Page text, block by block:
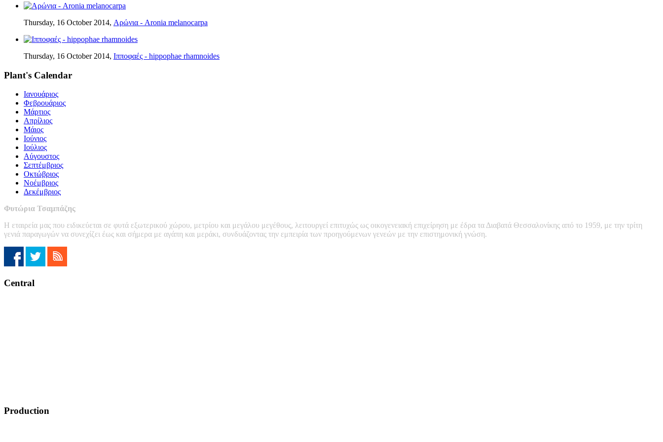
Thursday, 16 October 2014, Αρώνια - Aronia melanocarpa
Thursday, 16 October 2014, Ιπποφαές - hippophae rhamnoides
Plant's Calendar
Ιανουάριος
Φεβρουάριος
Μάρτιος
Απρίλιος
Μάιος
Ιούνιος
Ιούλιος
Αύγουστος
Σεπτέμβριος
Οκτώβριος
Νοέμβριος
Δεκέμβριος
Φυτώρια Τσαμπάζης
Η εταιρεία μας που ειδικεύεται σε φυτά εξωτερικού χώρου, μετρίου και μεγάλου μεγέθους, λειτουργεί επιτυχώς ως οικογενειακή επιχείρηση με έδρα τα Διαβατά Θεσσαλονίκης από το 1959, με την τρίτη
γενιά παραγωγών να συνεχίζει έως και σήμερα με αγάπη και μεράκι, συνδυάζοντας την εμπειρία των προηγούμενων γενεών με την επιστημονική γνώση.
Central
Production